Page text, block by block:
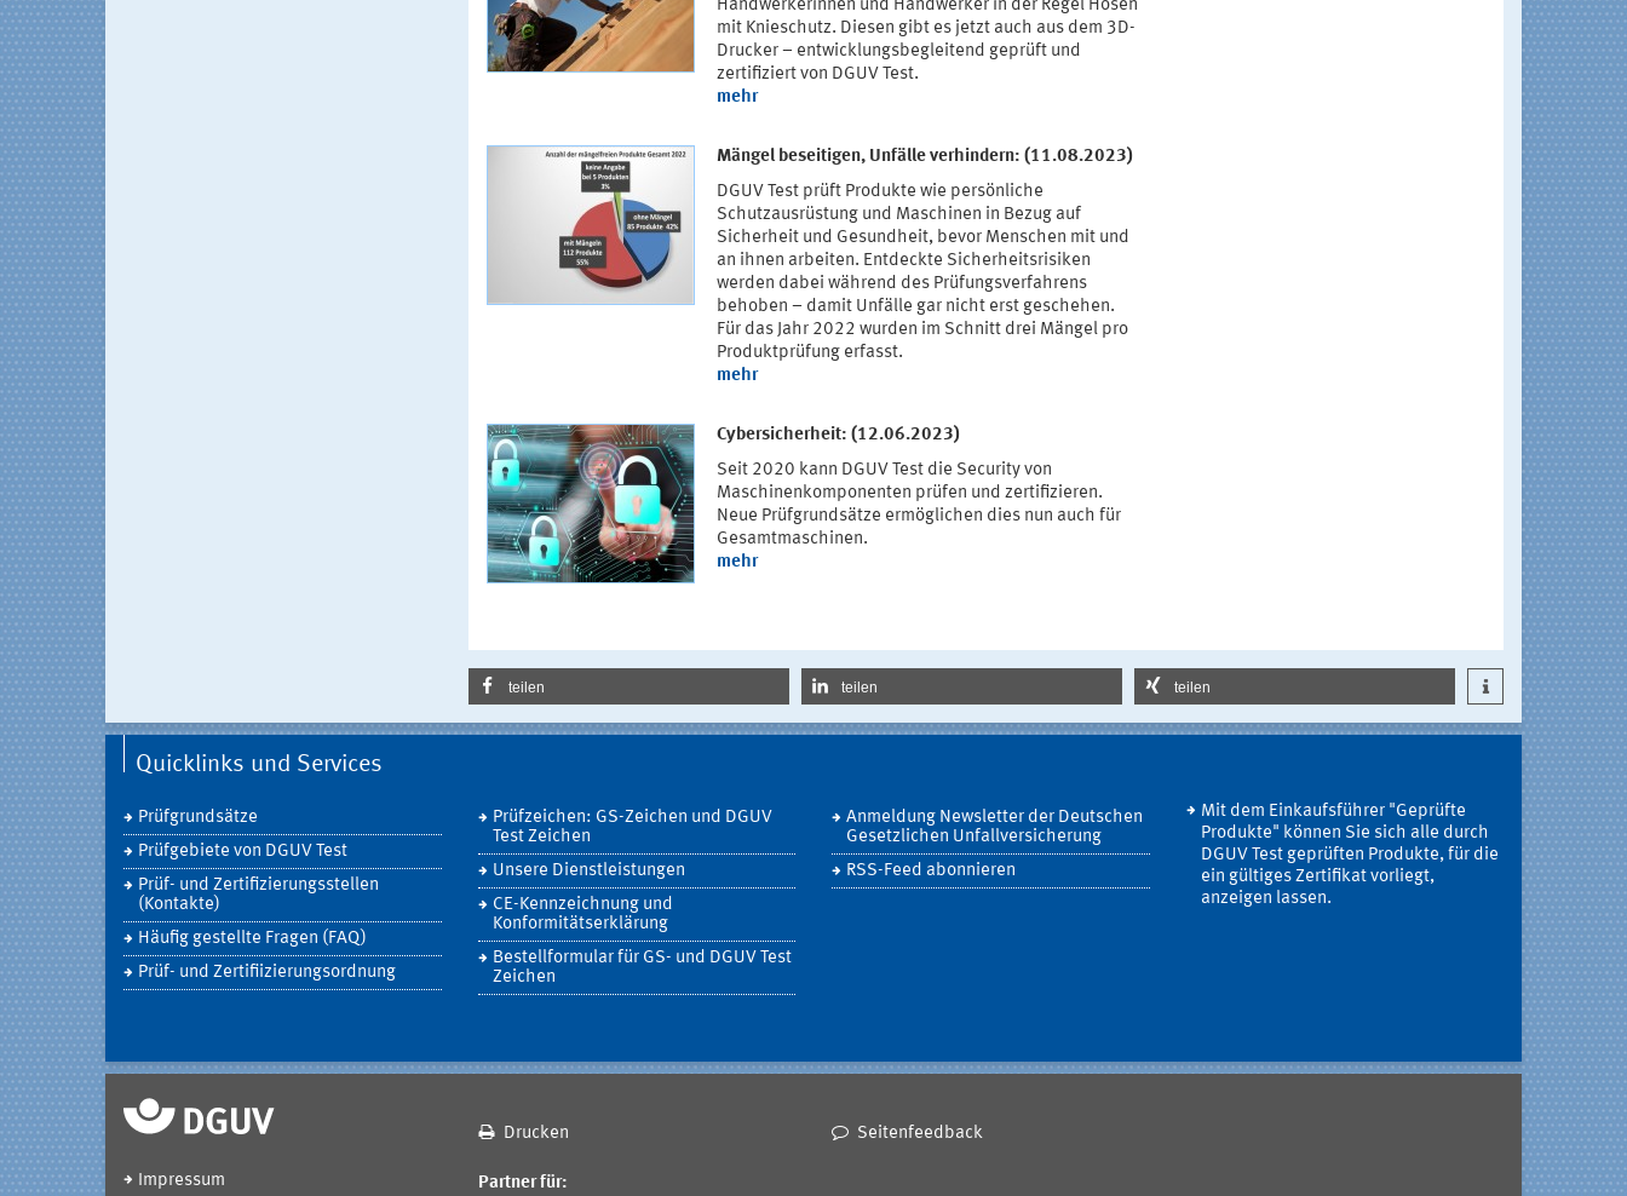
Handwerkerinnen und Handwerker in der Regel Hosen
mit Knieschutz. Diesen gibt es jetzt auch aus dem 3D-
Drucker – entwicklungsbegleitend geprüft und
zertifiziert von DGUV Test.
mehr
Mängel beseitigen, Unfälle verhindern: (11.08.2023)
DGUV Test prüft Produkte wie persönliche
Schutzausrüstung und Maschinen in Bezug auf
Sicherheit und Gesundheit, bevor Menschen mit und
an ihnen arbeiten. Entdeckte Sicherheitsrisiken
werden dabei während des Prüfungsverfahrens
behoben – damit Unfälle gar nicht erst geschehen.
Für das Jahr 2022 wurden im Schnitt drei Mängel pro
Produktprüfung erfasst.
mehr
Cybersicherheit: (12.06.2023)
Seit 2020 kann DGUV Test die Security von
Maschinenkomponenten prüfen und zertifizieren.
Neue Prüfgrundsätze ermöglichen dies nun auch für
Gesamtmaschinen.
mehr
teilen teilen teilen
Quicklinks und Services
Prüfgrundsätze
Prüfgebiete von DGUV Test
Prüf- und Zertifizierungsstellen
(Kontakte)
Häufig gestellte Fragen (FAQ)
Prüf- und Zertifiizierungsordnung
Prüfzeichen: GS-Zeichen und DGUV
Test Zeichen
Unsere Dienstleistungen
CE-Kennzeichnung und
Konformitätserklärung
Bestellformular für GS- und DGUV Test
Zeichen
Anmeldung Newsletter der Deutschen
Gesetzlichen Unfallversicherung
RSS-Feed abonnieren
Mit dem Einkaufsführer "Geprüfte
Produkte" können Sie sich alle durch
DGUV Test geprüften Produkte, für die
ein gültiges Zertifikat vorliegt,
anzeigen lassen.
Drucken Seitenfeedback
Impressum Partner für: